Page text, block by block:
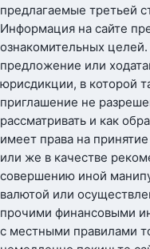
предлагаемые третьей
Информация на сайте
ознакомительных целей.
предложение или
юрисдикции, в которой
приглашение не
рассматривать и как
имеет права на
или же в качестве
совершению иной
валютой или
прочими финансовыми
с местными правилами